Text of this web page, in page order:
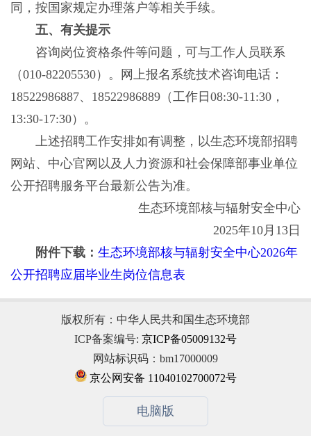
同，按国家规定办理落户等相关手续。
五、有关提示
咨询岗位资格条件等问题，可与工作人员联系
（010-82205530）。网上报名系统技术咨询电话：
18522986887、18522986889（工作日08:30-11:30，
13:30-17:30）。
上述招聘工作安排如有调整，以生态环境部招聘
网站、中心官网以及人力资源和社会保障部事业单位
公开招聘服务平台最新公告为准。
生态环境部核与辐射安全中心
2025年10月13日
附件下载： 生态环境部核与辐射安全中心2026年
公开招聘应届毕业生岗位信息表
版权所有：中华人民共和国生态环境部
ICP备案编号: 京ICP备05009132号
网站标识码：bm17000009
京公网安备 11040102700072号
电脑版